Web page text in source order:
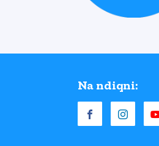
Na ndiqni: